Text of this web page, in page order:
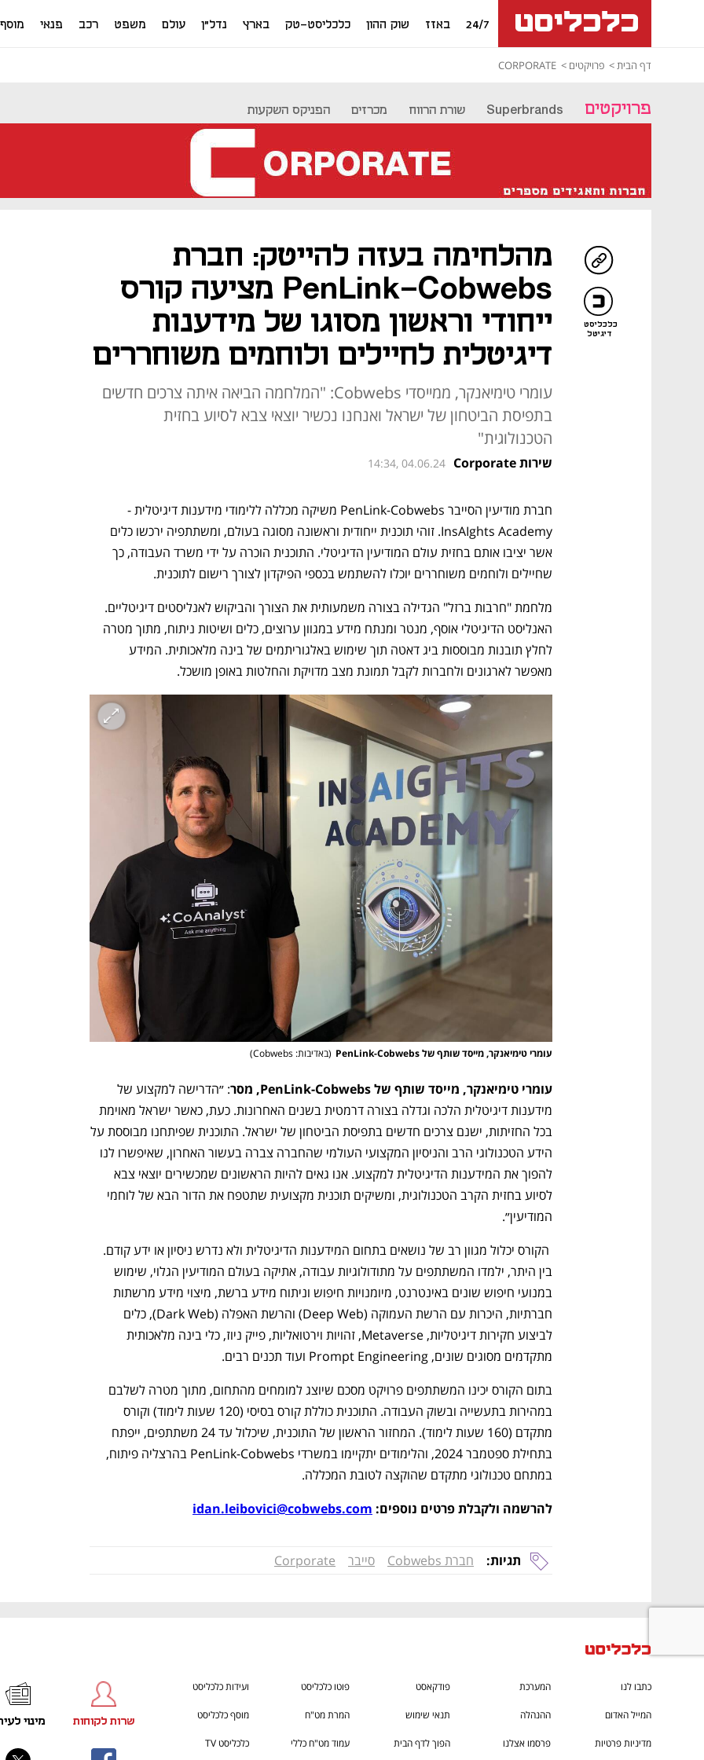
24/7 באזז שוק ההון כלכליסט-טק בארץ נדל"ן עולם משפט רכב פנאי מוסף
דף הבית פרויקטים CORPORATE
פרויקטים Superbrands שורת הרווח מכרזים הפניקס השקעות
כלכליסט
דיגיטל
מהלחימה בעזה להייטק: חברת
PenLink-Cobwebs מציעה קורס
ייחודי וראשון מסוגו של מידענות
דיגיטלית לחיילים ולוחמים משוחררים
עומרי טימיאנקר, ממייסדי Cobwebs: "המלחמה הביאה איתה צרכים חדשים
בתפיסת הביטחון של ישראל ואנחנו נכשיר יוצאי צבא לסיוע בחזית
הטכנולוגית"
שירות Corporate 14:34, 04.06.24
שחיילים ולוחמים משוחררים יוכלו להשתמש בכספי הפיקדון לצורך רישום לתוכנית.
מאפשר לארגונים ולחברות לקבל תמונת מצב מדויקת והחלטות באופן מושכל.
עומרי טימיאנקר, מייסד שותף של PenLink-Cobwebs (באדיבות: Cobwebs )
עומרי טימיאנקר, מייסד שותף של PenLink-Cobwebs, מסר
המודיעין״.
מתקדמים מסוגים שונים, Prompt Engineering ועוד תכנים רבים.
במתחם טכנולוגי מתקדם שהוקצה לטובת המכללה.
להרשמה ולקבלת פרטים נוספים: idan.leibovici@cobwebs.com
תגיות: חברת Cobwebs סייבר Corporate
כתבו לנו המערכת פודקאסט פוטו כלכליסט ועידות כלכליסט
המייל האדום ההנהלה תנאי שימוש המרת מט"ח מוסף כלכליסט
מדיניות פרטיות פרסמו אצלנו הפוך לדף הבית עמוד מט"ח כללי כלכליסט TV
שרות לקוחות מינוי